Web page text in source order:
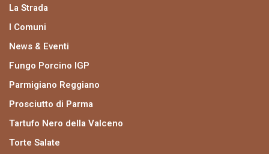
La Strada
I Comuni
News & Eventi
Fungo Porcino IGP
Parmigiano Reggiano
Prosciutto di Parma
Tartufo Nero della Valceno
Torte Salate